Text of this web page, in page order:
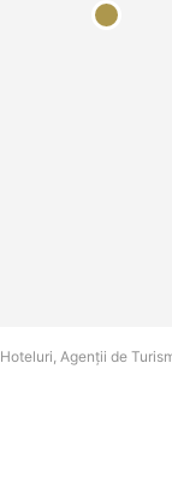
Hoteluri, Agenții de